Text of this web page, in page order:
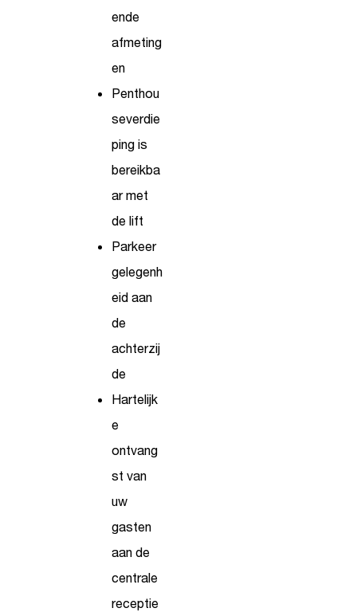
ende
afmeting
en
Penthou
severdie
ping is
bereikba
ar met
de lift
Parkeer
gelegenh
eid aan
de
achterzij
de
Hartelijk
e
ontvang
st van
uw
gasten
aan de
centrale
receptie